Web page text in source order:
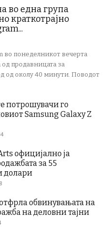
во една група
краткотрајно
во понеделникот вечерта
продавницата за
од околу 40 минути. Поводот
потрошувачи го
Samsung Galaxy Z
официјално ја
за 55
долари
обвинувањата на
на деловни тајни